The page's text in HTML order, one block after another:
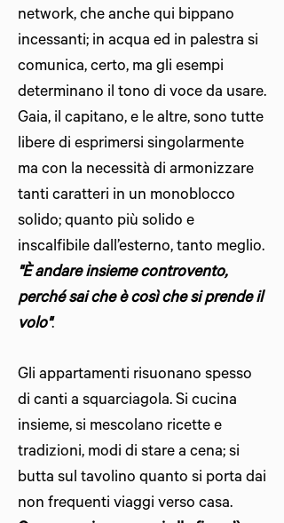
network, che anche qui bippano
incessanti; in acqua ed in palestra si
comunica, certo, ma gli esempi
determinano il tono di voce da usare.
Gaia, il capitano, e le altre, sono tutte
libere di esprimersi singolarmente
ma con la necessità di armonizzare
tanti caratteri in un monoblocco
solido; quanto più solido e
inscalfibile dall’esterno, tanto meglio.
"È andare insieme controvento,
perché sai che è così che si prende il
volo".
Gli appartamenti risuonano spesso
di canti a squarciagola. Si cucina
insieme, si mescolano ricette e
tradizioni, modi di stare a cena; si
butta sul tavolino quanto si porta dai
non frequenti viaggi verso casa.